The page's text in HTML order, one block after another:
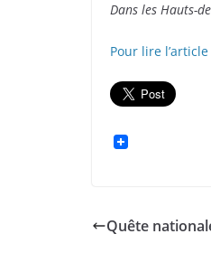
Dans les Hauts-
Pour lire
Quête